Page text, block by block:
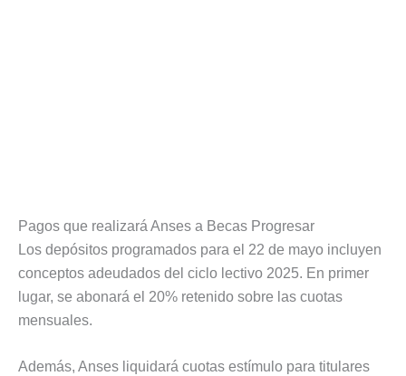
Pagos que realizará Anses a Becas Progresar
Los depósitos programados para el 22 de mayo incluyen
conceptos adeudados del ciclo lectivo 2025. En primer
lugar, se abonará el 20% retenido sobre las cuotas
mensuales.
Además, Anses liquidará cuotas estímulo para titulares